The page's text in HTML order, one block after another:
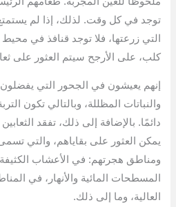
توجد في كل وقت. لذلك، إذا لم
التي زرعتها، فلا توجد قنافذ في
كلب، على الأرجح سيتم العثور على
إنهم يعيشون في الجحور التي
والنباتات المظللة، وبالتالي تكون
دائمًا. بالإضافة إلى ذلك، تفقد
يمكن العثور على بقاياهم، والتي
ومناطق هجرتهم: في الأعشاب
المسطحات المائية والأنهار، في
العالية، وما إلى ذلك.